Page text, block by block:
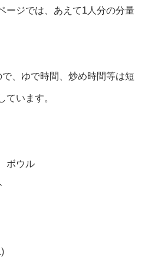
ージでは、あえて1人分の分量
、ゆで時間、炒め時間等は短
ています。
ボウル